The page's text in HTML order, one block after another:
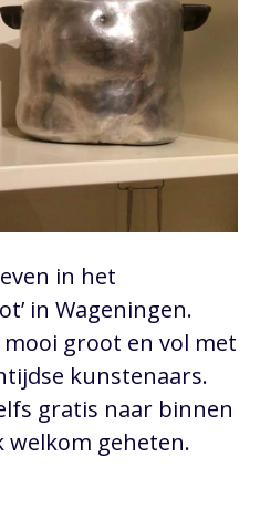
in het
in Wageningen.
groot en vol met
kunstenaars.
gratis naar binnen
geheten.